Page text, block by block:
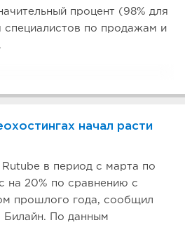
процент (98% для
специалистов по продажам и
начал расти
Rutube в период с марта по
на 20% по сравнению с
прошлого года, сообщил
Билайн. По данным